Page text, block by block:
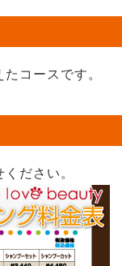
コースです。
ださい。